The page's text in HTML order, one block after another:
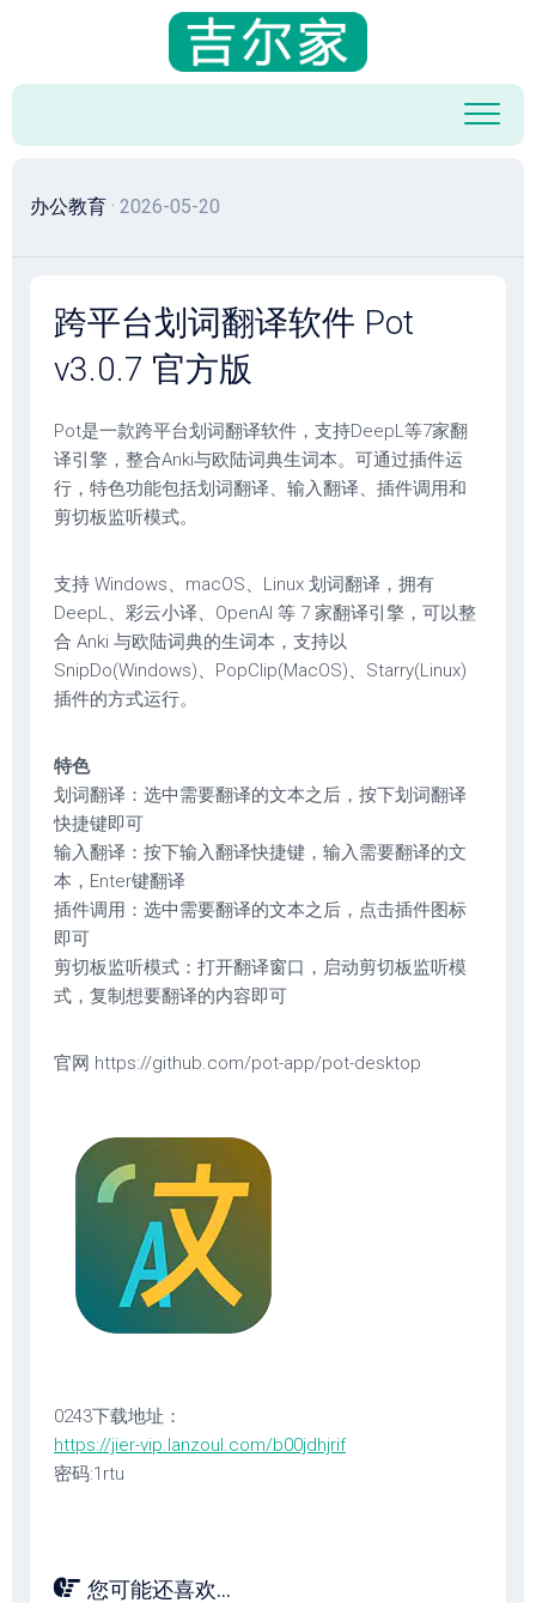
容
办公教育 · 2026-05-20
跨平台划词翻译软件 Pot
v3.0.7 官方版
Pot是一款跨平台划词翻译软件，支持DeepL等7家翻
译引擎，整合Anki与欧陆词典生词本。可通过插件运
行，特色功能包括划词翻译、输入翻译、插件调用和
剪切板监听模式。
支持 Windows、macOS、Linux 划词翻译，拥有
DeepL、彩云小译、OpenAI 等 7 家翻译引擎，可以整
合 Anki 与欧陆词典的生词本，支持以
SnipDo(Windows)、PopClip(MacOS)、Starry(Linux)
插件的方式运行。
特色
划词翻译：选中需要翻译的文本之后，按下划词翻译
快捷键即可
输入翻译：按下输入翻译快捷键，输入需要翻译的文
本，Enter键翻译
插件调用：选中需要翻译的文本之后，点击插件图标
即可
剪切板监听模式：打开翻译窗口，启动剪切板监听模
式，复制想要翻译的内容即可
官网 https://github.com/pot-app/pot-desktop
0243下载地址：
https://jier-vip.lanzoul.com/b00jdhjrif
密码:1rtu
您可能还喜欢...